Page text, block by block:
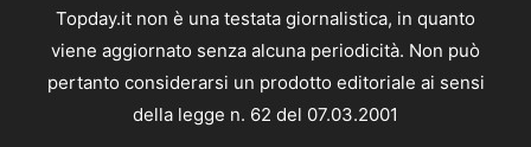
Topday.it non è una testata giornalistica, in quanto
viene aggiornato senza alcuna periodicità. Non può
pertanto considerarsi un prodotto editoriale ai sensi
della legge n. 62 del 07.03.2001